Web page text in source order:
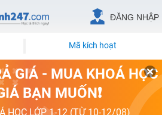
ĐĂNG NHẬP
Mã kích hoạt
GIÁ - MUA KHOÁ HỌC
BẠN MUỐN❗
HỌC LỚP 1-12 (TỪ 10-12/08)